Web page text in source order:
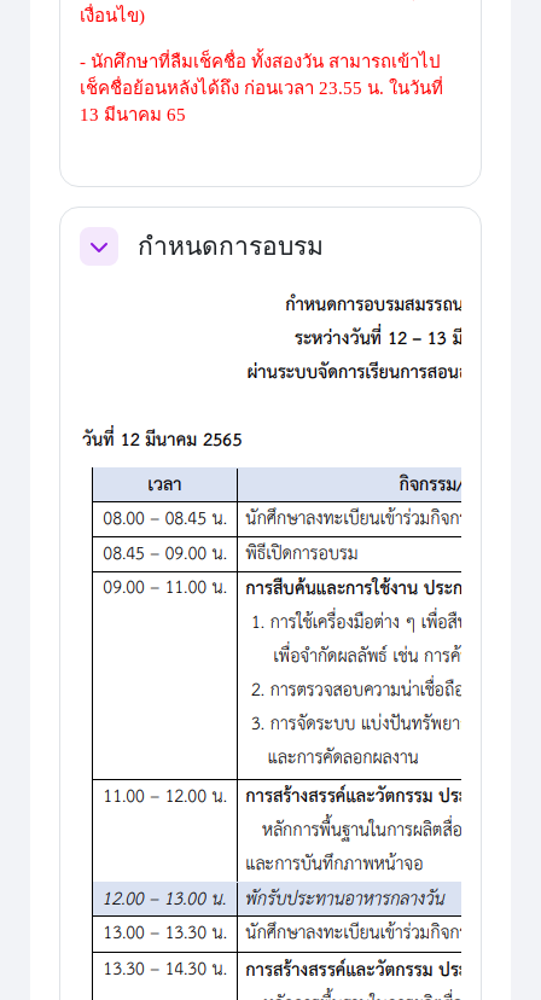
เงื่อนไข)
- นักศึกษาที่ลืมเช็คชื่อ ทั้งสองวัน สามารถเข้าไป
เช็คชื่อย้อนหลังได้ถึง ก่อนเวลา 23.55 น. ในวันที่
13 มีนาคม 65
ย่อ กำหนดการอบรม